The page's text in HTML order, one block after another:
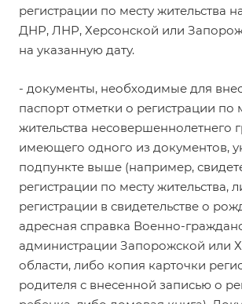
регистрации по месту жительства
ДНР, ЛНР, Херсонской или
на указанную дату.
- документы, необходимые для
паспорт отметки о регистрации по
жительства несовершеннолетнего
имеющего одного из документов,
подпункте выше (например,
регистрации по месту жительства,
регистрации в свидетельстве о
адресная справка Военно-
администрации Запорожской или
области, либо копия карточки
родителя с внесенной записью о